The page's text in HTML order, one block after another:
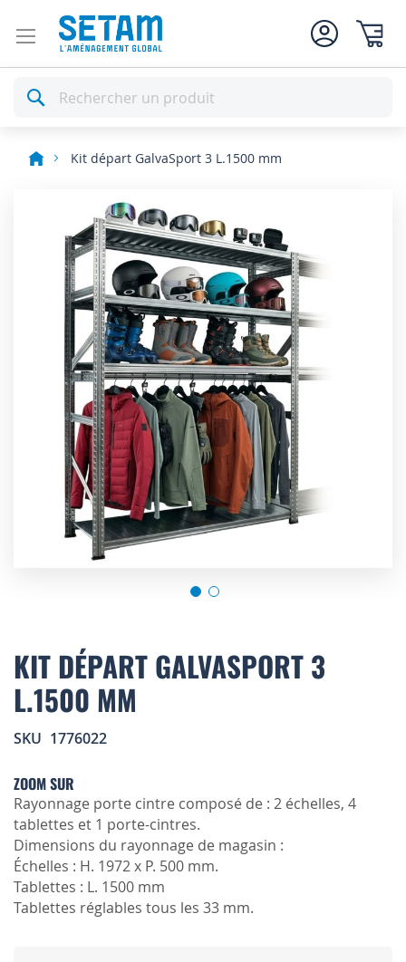
Rechercher
Kit départ GalvaSport 3 L.1500 mm
to
the
beginning
of
images
KIT DÉPART GALVASPORT 3
L.1500 MM
SKU 1776022
ZOOM SUR
Rayonnage porte cintre composé de : 2 échelles, 4
tablettes et 1 porte-cintres.
Dimensions du rayonnage de magasin :
Échelles : H. 1972 x P. 500 mm.
Tablettes : L. 1500 mm
Tablettes réglables tous les 33 mm.